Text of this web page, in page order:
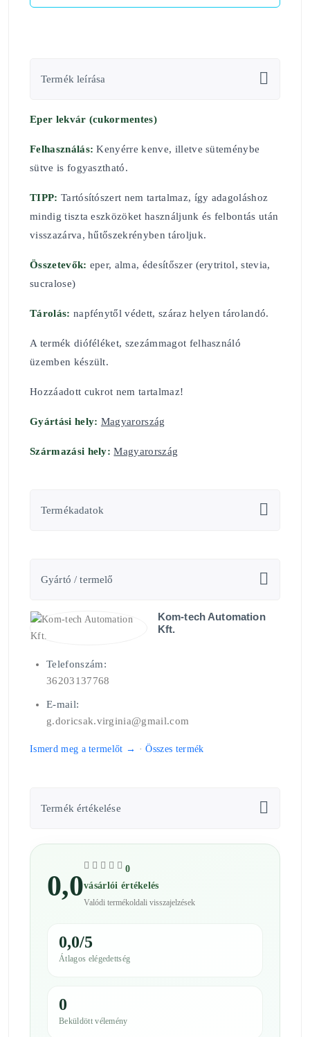
Termék leírása
Eper lekvár (cukormentes)
Felhasználás:Kenyérre kenve, illetve süteménybe
sütve is fogyasztható.
TIPP: Tartósítószert nem tartalmaz, így adagoláshoz
mindig tiszta eszközöket használjunk és felbontás után
visszazárva, hűtőszekrényben tároljuk.
Összetevők: eper, alma, édesítőszer (erytritol, stevia,
sucralose)
Tárolás: napfénytől védett, száraz helyen tárolandó.
A termék dióféléket, szezámmagot felhasználó
üzemben készült.
Hozzáadott cukrot nem tartalmaz!
Gyártási hely: Magyarország
Származási hely: Magyarország
Termékadatok
Gyártó / termelő
Kom-tech Automation
Kft.
Telefonszám:
36203137768
E-mail:
g.doricsak.virginia@gmail.com
Ismerd meg a termelőt → ·Összes termék
Termék értékelése
0,0
0
vásárlói értékelés
Valódi termékoldali visszajelzések
0,0/5
Átlagos elégedettség
0
Beküldött vélemény